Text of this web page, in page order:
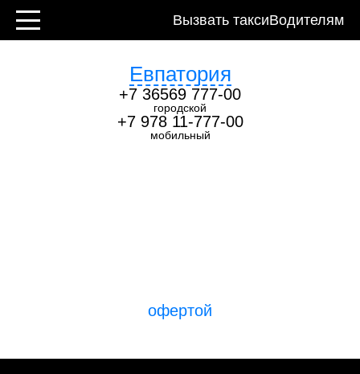
Вызвать таксиВодителям
Евпатория
+7 36569 777-00
городской
+7 978 11-777-00
мобильный
Контакты
офертой